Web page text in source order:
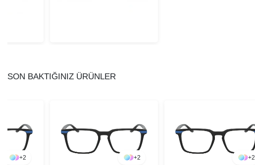
SON BAKTIĞINIZ ÜRÜNLER
+2 +2 +2